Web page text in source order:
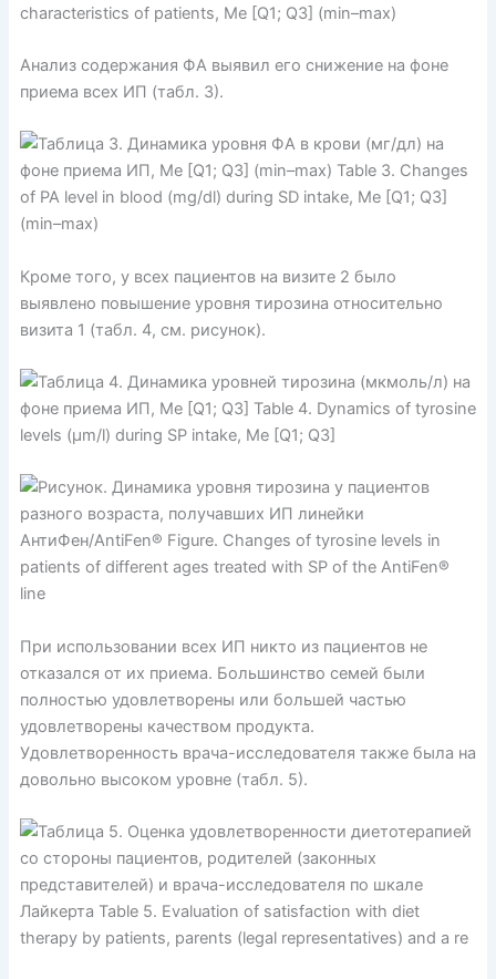
Анализ содержания ФА выявил его снижение на фоне
приема всех ИП (табл. 3).
Кроме того, у всех пациентов на визите 2 было
выявлено повышение уровня тирозина относительно
визита 1 (табл. 4, см. рисунок).
При использовании всех ИП никто из пациентов не
отказался от их приема. Большинство семей были
полностью удовлетворены или большей частью
удовлетворены качеством продукта.
Удовлетворенность врача-исследователя также была на
довольно высоком уровне (табл. 5).